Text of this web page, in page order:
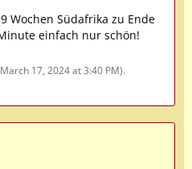
Wochen Südafrika zu Ende
einfach nur schön!
March 17, 2024 at 3:40 PM).